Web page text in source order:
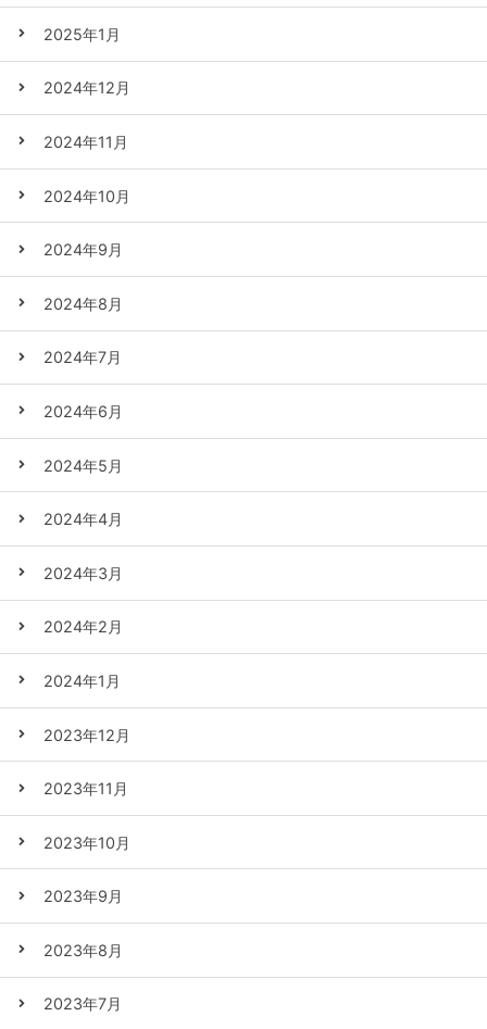
2025年1月
2024年12月
2024年11月
2024年10月
2024年9月
2024年8月
2024年7月
2024年6月
2024年5月
2024年4月
2024年3月
2024年2月
2024年1月
2023年12月
2023年11月
2023年10月
2023年9月
2023年8月
2023年7月